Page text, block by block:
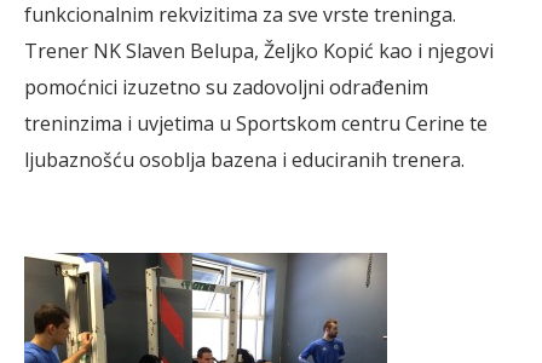
funkcionalnim rekvizitima za sve vrste treninga.
Trener NK Slaven Belupa, Željko Kopić kao i njegovi
pomoćnici izuzetno su zadovoljni odrađenim
treninzima i uvjetima u Sportskom centru Cerine te
ljubaznošću osoblja bazena i educiranih trenera.